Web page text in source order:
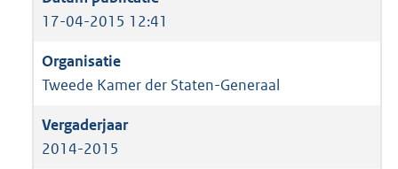
17-04-2015 12:41
Tweede Kamer der Staten-Generaal
2014-2015